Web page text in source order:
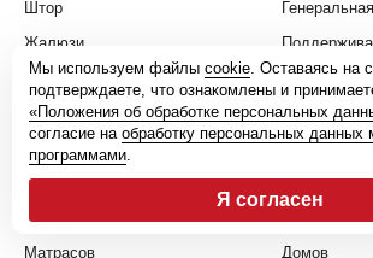
Штор
Жалюзи
Мягкой мебели
Диванов
Кресел
Ковров
Ковролина
Матрасов
Генеральная
Ежедневная
Срочная
VIP
После
Квартир
Домов
Мы используем файлы cookie. Оставаясь на
подтверждаете, что ознакомлены и
«Положения об обработке персональных
согласие на обработку персональных данных
программами.
Я согласен